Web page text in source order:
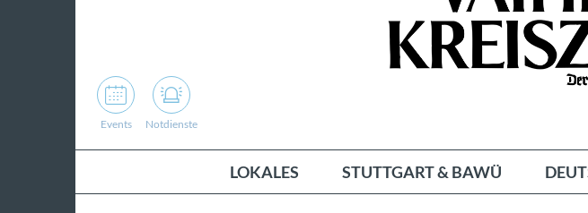
Events Notdienste
LOKALES STUTTGART & BAWÜ